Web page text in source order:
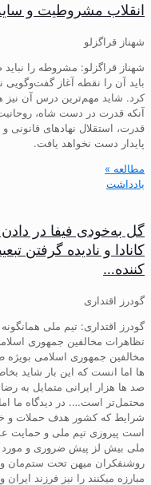
انقلاب مشروطیت و
شهناز قراگزلو
شهناز قراگزلو: مشروطه را
باید آن را نقطه آغاز گفت‌وگویی
کرد. شاید مهم‌ترین درس آن
آنکه قدرت در دست شاه،
قدرت، استقلال نهادهای قانونی
پایدار دست نخواهد یافت.
مطالعه »
یادداشت
گل به‌خودی فیفا در دادن
کانادا و نادیده گرفتن
کننده…
گودرز اقتداری
تظاهرات مخالفین جمهوری
مخالفین جمهوری اسلامی بویژه
ها اما انست که این بار شاید
صد ها هزار ایرانی متمایل به
محتمل‌تر است…. در دیدگاه ما
شرایط که کشور هدف حملات و
است پیروزی تیم ملی و حمایت
ملی بیش لز پیش ضروری و مورد
روشنفکران میهن تحت ستم‌مان
مبارزه میکنند را نیز فرزند